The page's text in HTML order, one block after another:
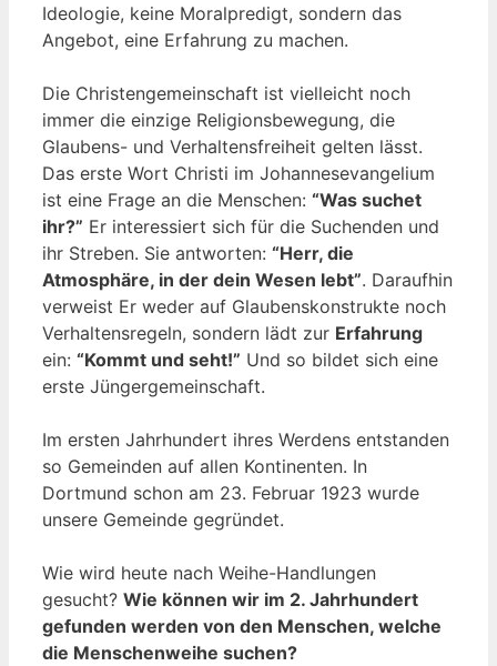
Ideologie, keine Moralpredigt, sondern das
Angebot, eine Erfahrung zu machen.
Die Christengemeinschaft ist vielleicht noch
immer die einzige Religionsbewegung, die
Glaubens- und Verhaltensfreiheit gelten lässt.
Das erste Wort Christi im Johannesevangelium
ist eine Frage an die Menschen: “Was suchet
ihr?” Er interessiert sich für die Suchenden und
ihr Streben. Sie antworten: “Herr, die
Atmosphäre, in der dein Wesen lebt”. Daraufhin
verweist Er weder auf Glaubenskonstrukte noch
Verhaltensregeln, sondern lädt zur Erfahrung
ein: “Kommt und seht!” Und so bildet sich eine
erste Jüngergemeinschaft.
Im ersten Jahrhundert ihres Werdens entstanden
so Gemeinden auf allen Kontinenten. In
Dortmund schon am 23. Februar 1923 wurde
unsere Gemeinde gegründet.
Wie wird heute nach Weihe-Handlungen
gesucht? Wie können wir im 2. Jahrhundert
gefunden werden von den Menschen, welche
die Menschenweihe suchen?